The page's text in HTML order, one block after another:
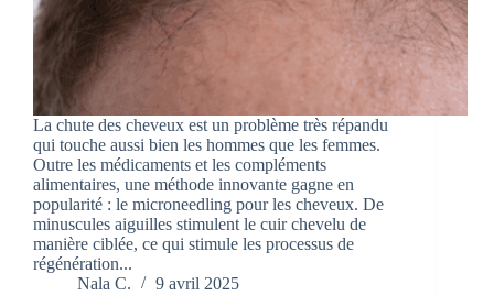
La chute des cheveux est un problème très répandu
qui touche aussi bien les hommes que les femmes.
Outre les médicaments et les compléments
alimentaires, une méthode innovante gagne en
popularité : le microneedling pour les cheveux. De
minuscules aiguilles stimulent le cuir chevelu de
manière ciblée, ce qui stimule les processus de
régénération...
Nala C.
9 avril 2025